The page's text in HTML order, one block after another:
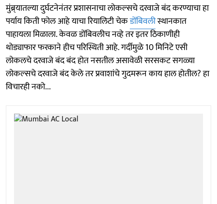
मुंब्र्यातल्या दुर्घटनेनंतर प्रशासनाचा लोकल्सचे दरवाजे बंद करण्याचा हा
पर्याय किती फोल आहे याचा रियालिटी चेकडोंबिवलीस्थानकात
पाहायला मिळाला. केवळ डोंबिवलीच नव्हे तर इतर ठिकाणीही
थोड्याफार फरकाने हीच परिस्थिती आहे. गर्दीमुळे 10 मिनिटे एसी
लोकलचे दरवाजे बंद बंद होत नसतील असावेळी सरसकट सगळ्या
लोकल्सचे दरवाजे बंद केले तर प्रवाशांचे गुदमरून काय हाल होतील? हा
विचारही नको...